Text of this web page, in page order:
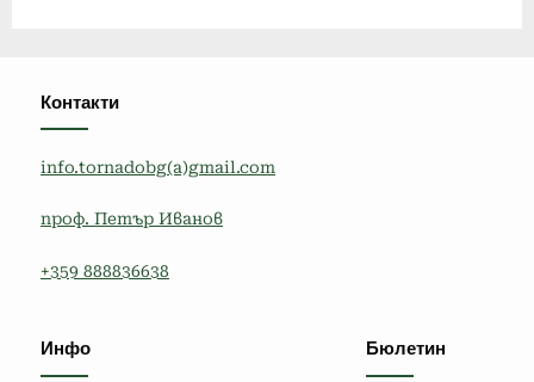
Контакти
info.tornadobg(a)gmail.com
проф. Петър Иванов
+359 888836638
Инфо Бюлетин